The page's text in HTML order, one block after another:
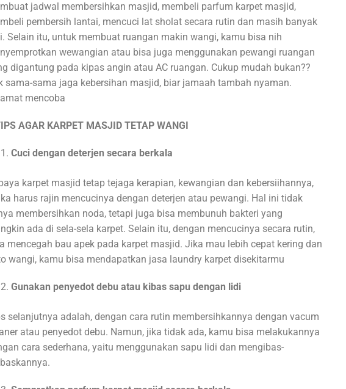
jadwal membersihkan masjid, membeli parfum karpet masjid,
pembersih lantai, mencuci lat sholat secara rutin dan masih banyak
Selain itu, untuk membuat ruangan makin wangi, kamu bisa nih
wewangian atau bisa juga menggunakan pewangi ruangan
digantung pada kipas angin atau AC ruangan. Cukup mudah bukan??
sama-sama jaga kebersihan masjid, biar jamaah tambah nyaman.
mencoba
AGAR KARPET MASJID TETAP WANGI
Cuci dengan deterjen secara berkala
karpet masjid tetap tejaga kerapian, kewangian dan kebersiihannya,
harus rajin mencucinya dengan deterjen atau pewangi. Hal ini tidak
membersihkan noda, tetapi juga bisa membunuh bakteri yang
ada di sela-sela karpet. Selain itu, dengan mencucinya secara rutin,
mencegah bau apek pada karpet masjid. Jika mau lebih cepat kering dan
wangi, kamu bisa mendapatkan jasa laundry karpet disekitarmu
Gunakan penyedot debu atau kibas sapu dengan lidi
selanjutnya adalah, dengan cara rutin membersihkannya dengan vacum
atau penyedot debu. Namun, jika tidak ada, kamu bisa melakukannya
cara sederhana, yaitu menggunakan sapu lidi dan mengibas-